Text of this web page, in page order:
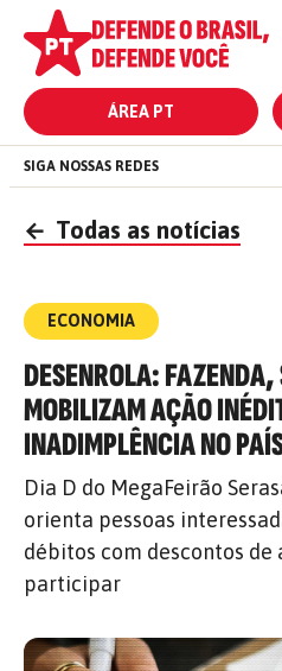
ÁREA PT
SIGA NOSSAS REDES
← Todas as notícias
ECONOMIA
DESENROLA: FAZENDA,
MOBILIZAM AÇÃO
INADIMPLÊNCIA NO
Dia D do MegaFeirão
orienta pessoas
débitos com descontos de
participar